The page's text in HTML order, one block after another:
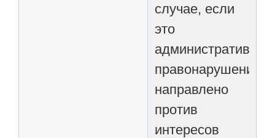
случае, если
это
административное
правонарушение
направлено
против
интересов